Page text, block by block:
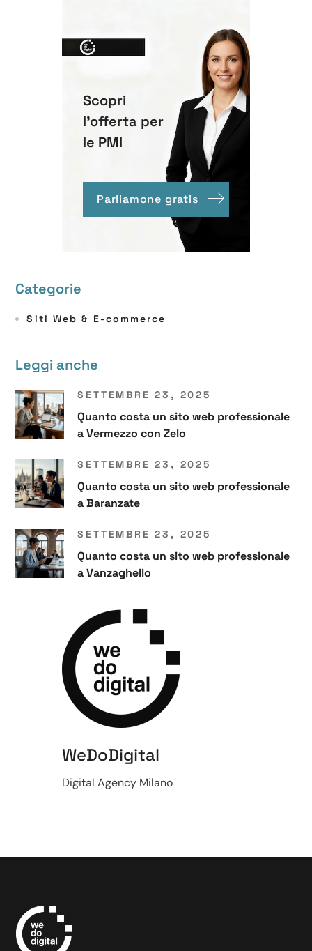
Scopri
l'offerta per
le PMI
Parliamone gratis
Categorie
Siti Web & E-commerce
Leggi anche
SETTEMBRE 23, 2025
Quanto costa un sito web professionale
a Vermezzo con Zelo
SETTEMBRE 23, 2025
Quanto costa un sito web professionale
a Baranzate
SETTEMBRE 23, 2025
Quanto costa un sito web professionale
a Vanzaghello
WeDoDigital
Digital Agency Milano